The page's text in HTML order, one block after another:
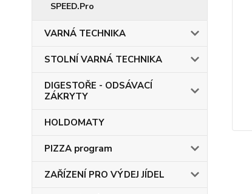
SPEED.Pro
VARNÁ TECHNIKA
STOLNÍ VARNÁ TECHNIKA
DIGESTOŘE - ODSÁVACÍ
ZÁKRYTY
HOLDOMATY
PIZZA program
ZAŘÍZENÍ PRO VÝDEJ JÍDEL